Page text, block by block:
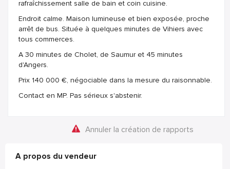
rafraîchissement salle de bain et coin cuisine.
Endroit calme. Maison lumineuse et bien exposée, proche
arrêt de bus. Située à quelques minutes de Vihiers avec
tous commerces.
A 30 minutes de Cholet, de Saumur et 45 minutes
d'Angers.
Prix 140 000 €, négociable dans la mesure du raisonnable.
Contact en MP. Pas sérieux s'abstenir.
Annuler la création de rapports
A propos du vendeur